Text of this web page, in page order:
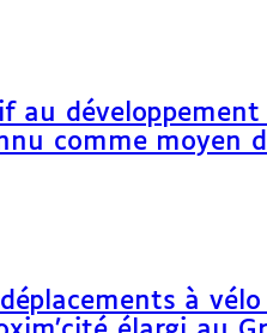
au
comme moyen
à vélo